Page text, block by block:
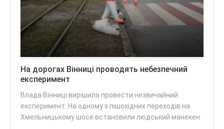
На дорогах Вінниці проводять небезпечний
експеримент
Влада Вінниці вирішила провести незвичайний
експеримент. На одному з пішохідних переходів на
Хмельницькому шосе встановили людський манекен.